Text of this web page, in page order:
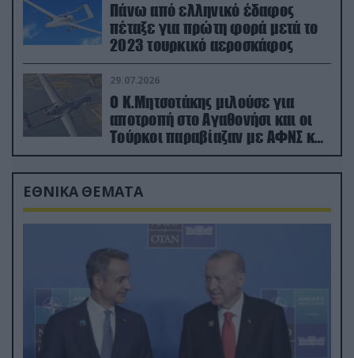
Πάνω από ελληνικό έδαφος
πέταξε για πρώτη φορά μετά το
2023 τουρκικό αεροσκάφος
29.07.2026
Ο Κ.Μητσοτάκης μιλούσε για
αποτροπή στο Αγαθονήσι και οι
Τούρκοι παραβίαζαν με ΑΦΝΣ και
drone
ΕΘΝΙΚΑ ΘΕΜΑΤΑ